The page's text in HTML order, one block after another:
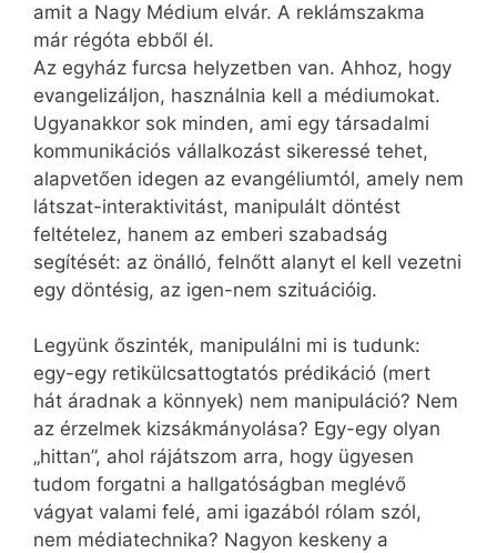
amit a Nagy Médium elvár. A reklámszakma
már régóta ebből él.
Az egyház furcsa helyzetben van. Ahhoz, hogy
evangelizáljon, használnia kell a médiumokat.
Ugyanakkor sok minden, ami egy társadalmi
kommunikációs vállalkozást sikeressé tehet,
alapvetően idegen az evangéliumtól, amely nem
látszat-interaktivitást, manipulált döntést
feltételez, hanem az emberi szabadság
segítését: az önálló, felnőtt alanyt el kell vezetni
egy döntésig, az igen-nem szituációig.
Legyünk őszinték, manipulálni mi is tudunk:
egy-egy retikülcsattogtatós prédikáció (mert
hát áradnak a könnyek) nem manipuláció? Nem
az érzelmek kizsákmányolása? Egy-egy olyan
„hittan”, ahol rájátszom arra, hogy ügyesen
tudom forgatni a hallgatóságban meglévő
vágyat valami felé, ami igazából rólam szól,
nem médiatechnika? Nagyon keskeny a